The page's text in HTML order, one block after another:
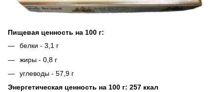
Пищевая ценность на 100 г:
белки - 3,1 г
жиры - 0,8 г
углеводы - 57,9 г
Энергетическая ценность на 100 г: 257 ккал